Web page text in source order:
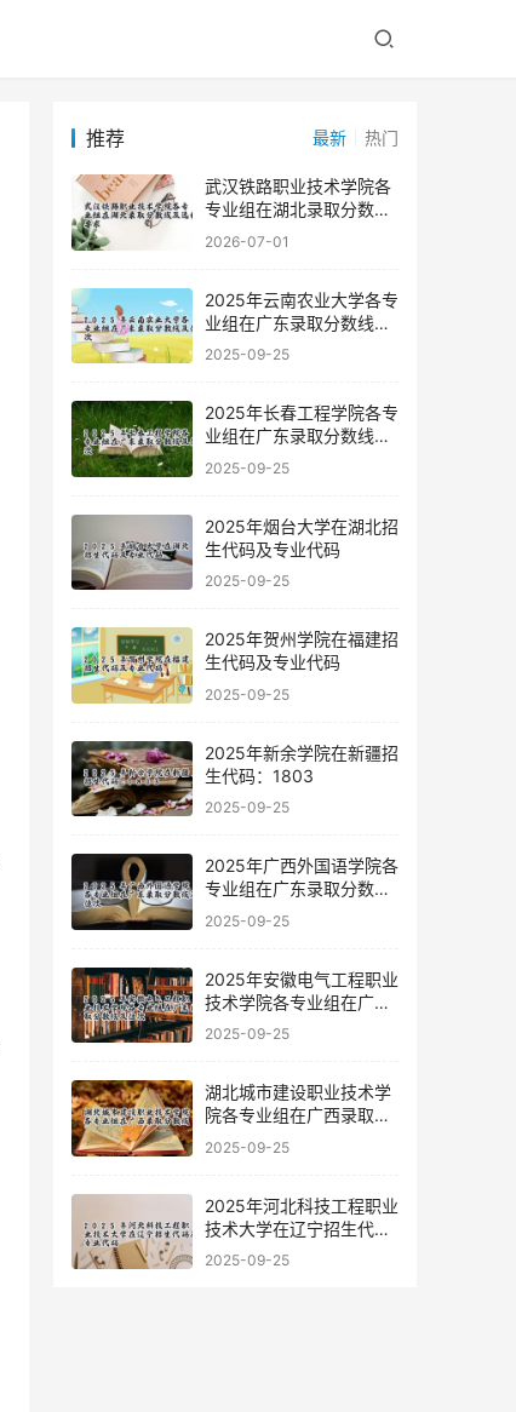
推荐 最新 热门
武汉铁路职业技术学院各
专业组在湖北录取分数线
及选科要求
2026-07-01
2025年云南农业大学各专
业组在广东录取分数线及
位次
2025-09-25
2025年长春工程学院各专
业组在广东录取分数线及
位次
2025-09-25
2025年烟台大学在湖北招
生代码及专业代码
2025-09-25
2025年贺州学院在福建招
生代码及专业代码
2025-09-25
2025年新余学院在新疆招
生代码：1803
2025-09-25
2025年广西外国语学院各
专业组在广东录取分数线
及位次
2025-09-25
2025年安徽电气工程职业
技术学院各专业组在广东
录取分数线及位次
2025-09-25
湖北城市建设职业技术学
院各专业组在广西录取分
数线
2025-09-25
2025年河北科技工程职业
技术大学在辽宁招生代码
及专业代码
2025-09-25